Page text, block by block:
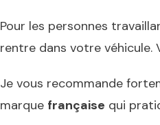
Pour les personnes
rentre dans votre véhicule.
Je vous recommande
marque française qui